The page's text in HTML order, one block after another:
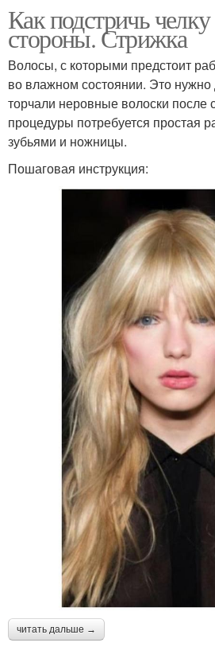
Как подстричь
стороны. Стрижка
Волосы, с которыми предстоит
во влажном состоянии. Это нужно
торчали неровные волоски после
процедуры потребуется простая
зубьями и ножницы.
Пошаговая инструкция:
читать дальше →